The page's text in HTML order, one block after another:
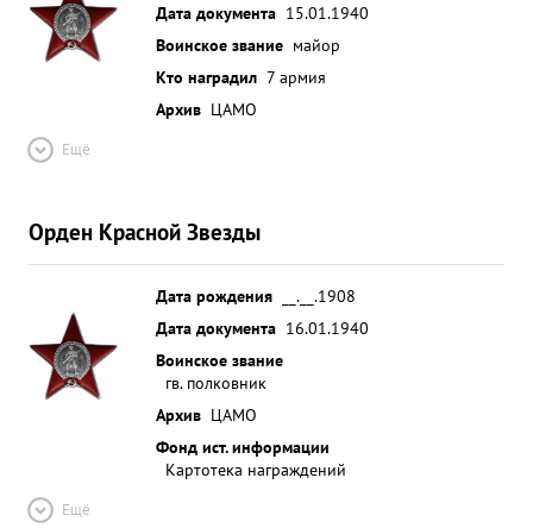
Дата документа 15.01.1940
Воинское звание майор
Кто наградил 7 армия
Архив ЦАМО
Ещё
Орден Красной Звезды
Дата рождения
__.__.1908
Дата документа 16.01.1940
Воинское звание
гв. полковник
Архив ЦАМО
Фонд ист. информации
Картотека награждений
Ещё